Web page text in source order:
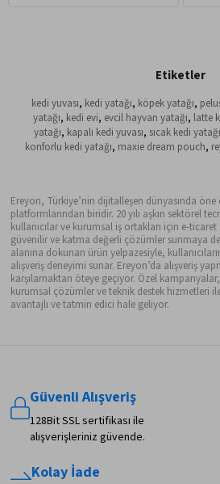
Etiketler
kedi yuvası, kedi yatağı, köpek yatağı,
yatağı, kedi evi, evcil hayvan yatağı, latte
yatağı, kapalı kedi yuvası, sıcak kedi yatağı
konforlu kedi yatağı, maxie dream pouch,
Ereyon, Türkiye’nin dijitalleşen dünyasında öne
platformlarından biridir. 20 yılı aşkın sektörel
kullanıcılar ve kurumsal iş ortakları için e-
güvenilir ve katma değerli çözümler sunmaya
alanına dokunan ürün yelpazesiyle,
alışveriş deneyimi sunar. Ereyon’da alışveriş
karşılamaktan öteye geçiyor. Özel
kurumsal çözümler ve teknik destek hizmetleri
avantajlı ve tatmin edici hale geliyor.
Güvenli Alışveriş
128Bit SSL sertifikası ile
alışverişleriniz güvende.
Kolay İade